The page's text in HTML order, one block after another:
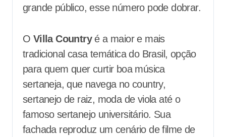
grande público, esse número pode dobrar.
O Villa Countryé a maior e mais
tradicional casa temática do Brasil, opção
para quem quer curtir boa música
sertaneja, que navega no country,
sertanejo de raiz, moda de viola até o
famoso sertanejo universitário. Sua
fachada reproduz um cenário de filme de